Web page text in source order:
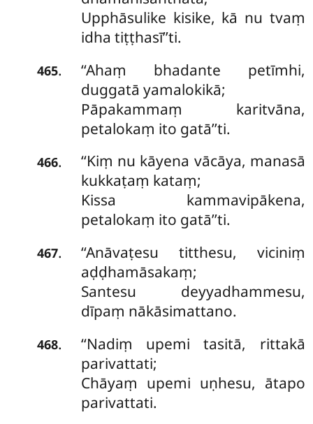
Upphāsulike kisike, kā nu tvaṃ
idha tiṭṭhasī’’ti.
465.
‘‘Ahaṃ bhadante petīmhi,
duggatā yamalokikā;
Pāpakammaṃ karitvāna,
petalokaṃ ito gatā’’ti.
466.
‘‘Kiṃ nu kāyena vācāya, manasā
kukkaṭaṃ kataṃ;
Kissa kammavipākena,
petalokaṃ ito gatā’’ti.
467.
‘‘Anāvaṭesu titthesu, viciniṃ
aḍḍhamāsakaṃ;
Santesu deyyadhammesu,
dīpaṃ nākāsimattano.
468.
‘‘Nadiṃ upemi tasitā, rittakā
parivattati;
Chāyaṃ upemi uṇhesu, ātapo
parivattati.